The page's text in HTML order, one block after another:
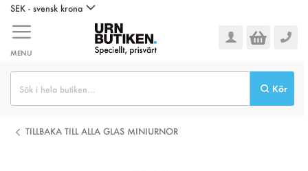
Hoppa
innehållet
SEK - svensk krona
MENU
Kör
TILLBAKA TILL ALLA GLAS MINIURNOR